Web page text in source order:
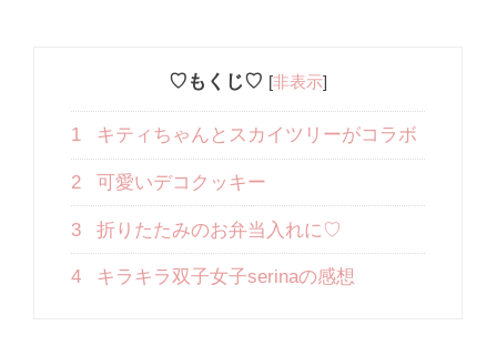
♡もくじ♡ [非表示]
1 キティちゃんとスカイツリーがコラボ
2 可愛いデコクッキー
3 折りたたみのお弁当入れに♡
4 キラキラ双子女子serinaの感想